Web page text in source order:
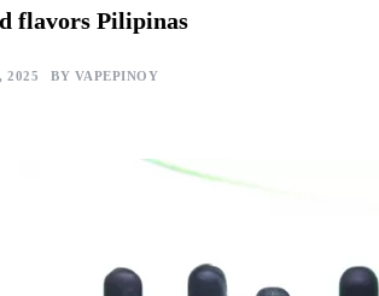
flavors Pilipinas
2025 BY VAPEPINOY